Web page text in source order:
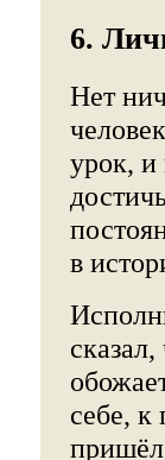
6.
Нет
урок, и
в
себе, к
пришёл